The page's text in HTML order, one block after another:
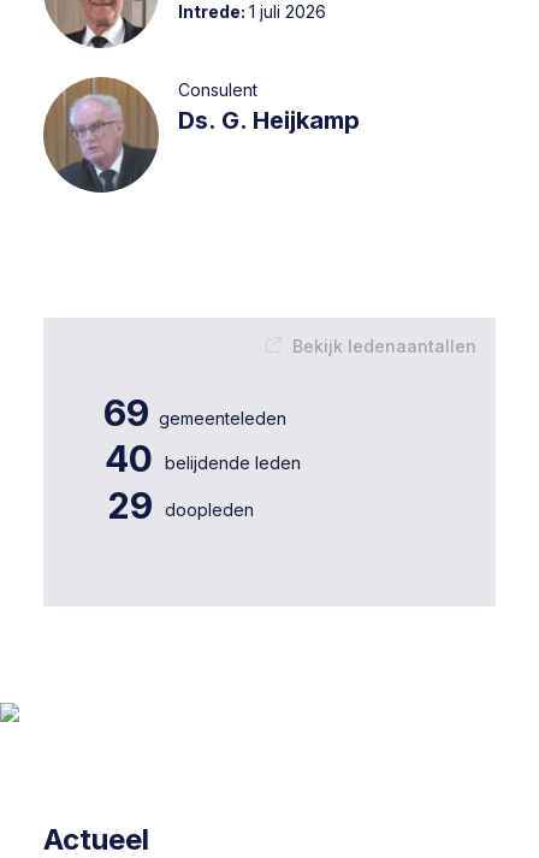
Intrede: 1 juli 2026
Consulent
Ds. G. Heijkamp
Bekijk ledenaantallen
69 gemeenteleden
40 belijdende leden
29 doopleden
Actueel